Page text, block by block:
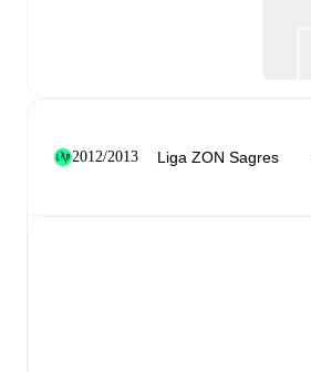
2012/2013